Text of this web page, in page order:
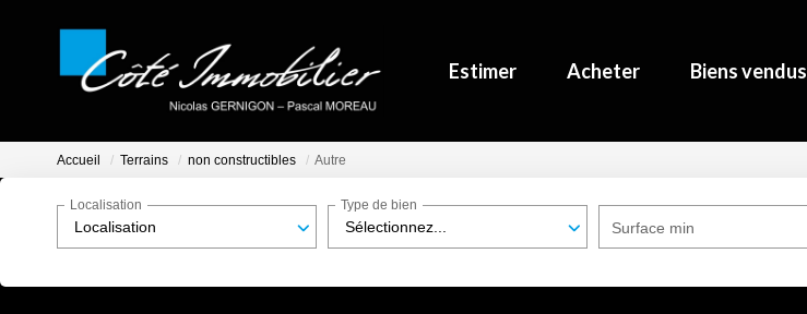
Estimer Acheter Biens vendus
Accueil Terrains non constructibles Autre
Localisation
Localisation
Sélectionnez...
Type de bien
Surface min